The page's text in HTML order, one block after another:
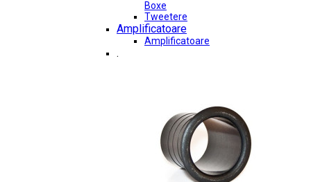
Boxe
Tweetere
Amplificatoare
Amplificatoare
.